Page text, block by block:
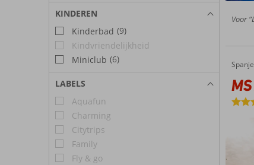
KINDEREN
Kinderbad (9)
Kindvriendelijkheid
Miniclub (6)
LABELS
Aquafun
Charming
Citytrips
Family
Fly & go
Voor
Home
Spanje
MS